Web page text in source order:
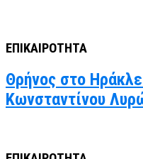
ΕΠΙΚΑΙΡΟΤΗΤΑ
Θρήνος στο
Κωνσταντίνου